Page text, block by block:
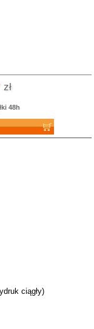
zł
48h
ciągły)